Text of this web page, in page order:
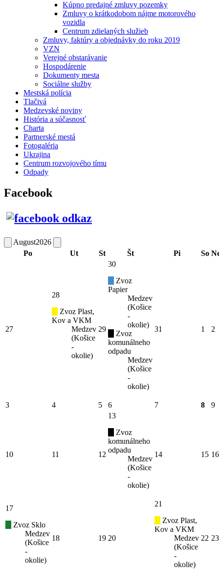
Kúpno predajné zmluvy pozemky
Zmluvy o krátkodobom nájme motorového
vozidla
Centrum zdielaných služieb
Zmluvy, faktúry a objednávky do roku 2019
VZN
Verejné obstarávanie
Hospodárenie
Dokumenty mesta
Sociálne služby
Mestská polícia
Tlačivá
Medzevské noviny
História a súčasnosť
Charta
Partnerské mestá
Fotogaléria
Ukrajina
Centrum rozvojového tímu
Odpady
Facebook
August2026
Po
Ut St Št Pi So
27
28
Zvoz Plast,
Kov a VKM
Medzev
(Košice
-
okolie)
29
30
Zvoz
Papier
Medzev
(Košice
-
okolie)
Zvoz
komunálneho
odpadu
Medzev
(Košice
-
okolie)
31 1 2
3 4 5 6 7 8 9
10 11 12
13
Zvoz
komunálneho
odpadu
Medzev
(Košice
-
okolie)
14 15 16
17
Zvoz Sklo
Medzev
(Košice
-
okolie)
18 19 20
21
Zvoz Plast,
Kov a VKM
Medzev
(Košice
-
okolie)
22 23